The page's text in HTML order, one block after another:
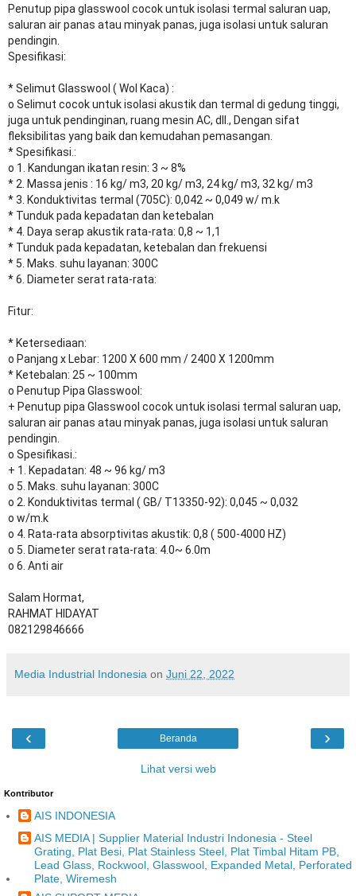
Penutup pipa glasswool cocok untuk isolasi termal saluran uap,
saluran air panas atau minyak panas, juga isolasi untuk saluran
pendingin.
Spesifikasi:
* Selimut Glasswool ( Wol Kaca) :
o Selimut cocok untuk isolasi akustik dan termal di gedung tinggi,
juga untuk pendinginan, ruang mesin AC, dll., Dengan sifat
fleksibilitas yang baik dan kemudahan pemasangan.
* Spesifikasi.:
o 1. Kandungan ikatan resin: 3 ~ 8%
* 2. Massa jenis : 16 kg/ m3, 20 kg/ m3, 24 kg/ m3, 32 kg/ m3
* 3. Konduktivitas termal (705C): 0,042 ~ 0,049 w/ m.k
* Tunduk pada kepadatan dan ketebalan
* 4. Daya serap akustik rata-rata: 0,8 ~ 1,1
* Tunduk pada kepadatan, ketebalan dan frekuensi
* 5. Maks. suhu layanan: 300C
* 6. Diameter serat rata-rata:
Fitur:
* Ketersediaan:
o Panjang x Lebar: 1200 X 600 mm / 2400 X 1200mm
* Ketebalan: 25 ~ 100mm
o Penutup Pipa Glasswool:
+ Penutup pipa Glasswool cocok untuk isolasi termal saluran uap,
saluran air panas atau minyak panas, juga isolasi untuk saluran
pendingin.
o Spesifikasi.:
+ 1. Kepadatan: 48 ~ 96 kg/ m3
o 5. Maks. suhu layanan: 300C
o 2. Konduktivitas termal ( GB/ T13350-92): 0,045 ~ 0,032
o w/m.k
o 4. Rata-rata absorptivitas akustik: 0,8 ( 500-4000 HZ)
o 5. Diameter serat rata-rata: 4.0~ 6.0m
o 6. Anti air
Salam Hormat,
RAHMAT HIDAYAT
082129846666
Media Industrial Indonesia on Juni 22, 2022
‹ ›
Beranda
Lihat versi web
Kontributor
AIS INDONESIA
AIS MEDIA | Supplier Material Industri Indonesia - Steel
Grating, Plat Besi, Plat Stainless Steel, Plat Timbal Hitam PB,
Lead Glass, Rockwool, Glasswool, Expanded Metal, Perforated
Plate, Wiremesh